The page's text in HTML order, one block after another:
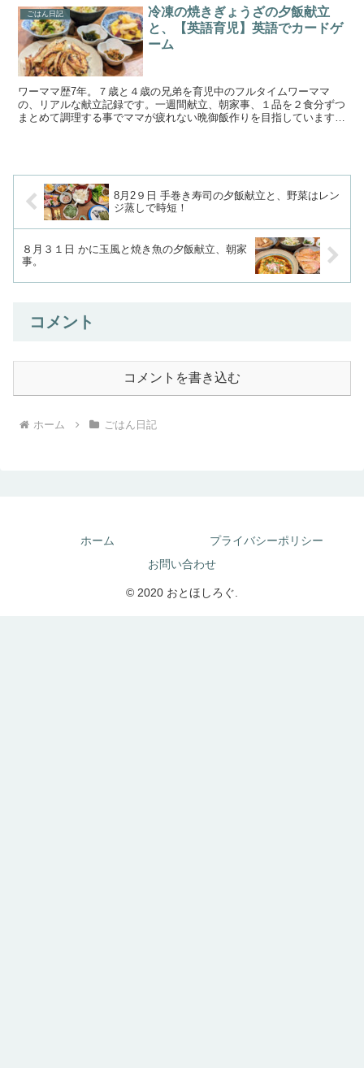
ごはん日記
冷凍の焼きぎょうざの夕飯献立
と、【英語育児】英語でカードゲ
ーム
ワーママ歴7年。７歳と４歳の兄弟を育児中のフルタイムワーママ
の、リアルな献立記録です。一週間献立、朝家事、１品を２食分ずつ
まとめて調理する事でママが疲れない晩御飯作りを目指しています。
8月2９日 手巻き寿司の夕飯献立と、野菜はレン
ジ蒸しで時短！
８月３１日 かに玉風と焼き魚の夕飯献立、朝家
事。
コメント
コメントを書き込む
ホーム ごはん日記
ホーム
プライバシーポリシー
お問い合わせ
© 2020 おとほしろぐ.